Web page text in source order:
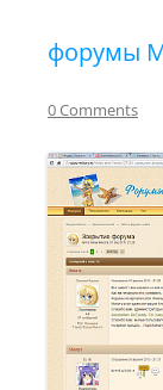
форумы
0 Comments